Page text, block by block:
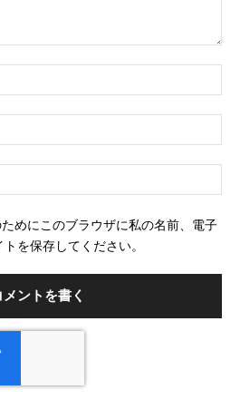
前
メ
ー
ェ
めにこのブラウザに私の名前、電子
を保存してください。